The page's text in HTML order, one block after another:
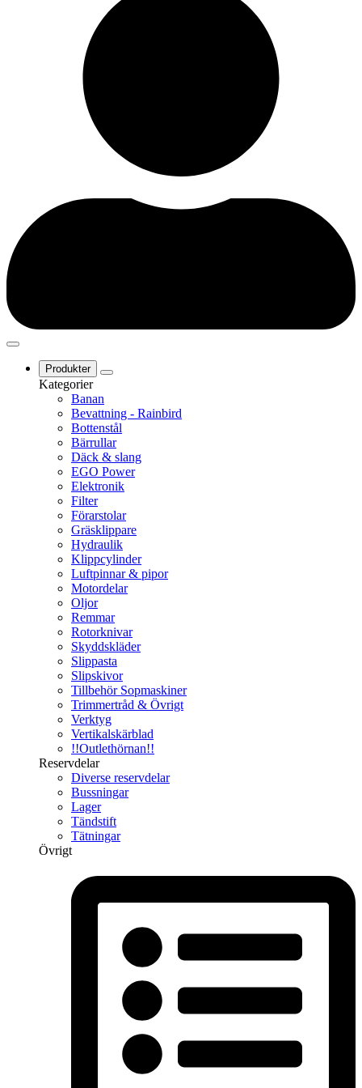
Produkter
Kategorier
Banan
Bevattning - Rainbird
Bottenstål
Bärrullar
Däck & slang
EGO Power
Elektronik
Filter
Förarstolar
Gräsklippare
Hydraulik
Klippcylinder
Luftpinnar & pipor
Motordelar
Oljor
Remmar
Rotorknivar
Skyddskläder
Slippasta
Slipskivor
Tillbehör Sopmaskiner
Trimmertråd & Övrigt
Verktyg
Vertikalskärblad
!!Outlethörnan!!
Reservdelar
Diverse reservdelar
Bussningar
Lager
Tändstift
Tätningar
Övrigt